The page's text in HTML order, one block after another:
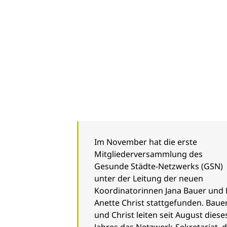
Im November hat die erste
Mitgliederversammlung des
Gesunde Städte-Netzwerks (GSN)
unter der Leitung der neuen
Koordinatorinnen Jana Bauer und
Anette Christ stattgefunden.
und Christ leiten seit August